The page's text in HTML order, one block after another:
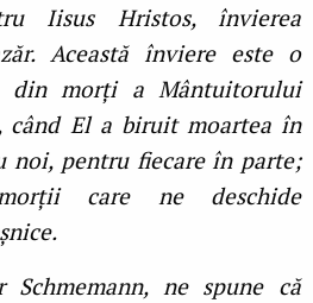
Iisus Hristos, învierea
Această înviere este o
din morți a Mântuitorului
când El a biruit moartea în
noi, pentru fiecare în parte;
care ne deschide
Schmemann, ne spune că